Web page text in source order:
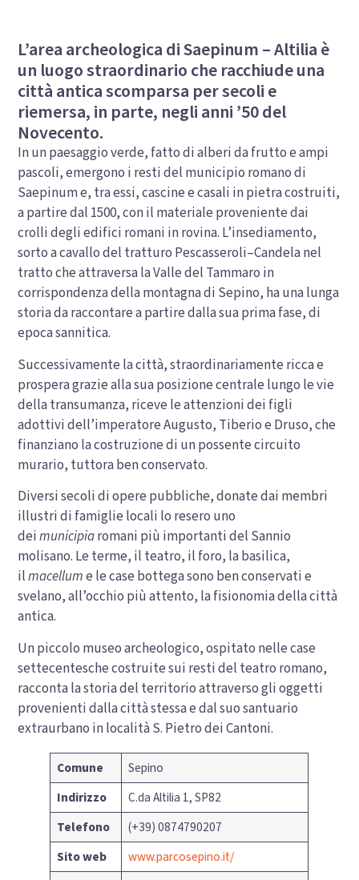
L’area archeologica di Saepinum – Altilia è
un luogo straordinario che racchiude una
città antica scomparsa per secoli e
riemersa, in parte, negli anni ’50 del
Novecento.
In un paesaggio verde, fatto di alberi da frutto e ampi
pascoli, emergono i resti del municipio romano di
Saepinum e, tra essi, cascine e casali in pietra costruiti,
a partire dal 1500, con il materiale proveniente dai
crolli degli edifici romani in rovina. L’insediamento,
sorto a cavallo del tratturo Pescasseroli–Candela nel
tratto che attraversa la Valle del Tammaro in
corrispondenza della montagna di Sepino, ha una lunga
storia da raccontare a partire dalla sua prima fase, di
epoca sannitica.
Successivamente la città, straordinariamente ricca e
prospera grazie alla sua posizione centrale lungo le vie
della transumanza, riceve le attenzioni dei figli
adottivi dell’imperatore Augusto, Tiberio e Druso, che
finanziano la costruzione di un possente circuito
murario, tuttora ben conservato.
Diversi secoli di opere pubbliche, donate dai membri
illustri di famiglie locali lo resero uno
deimunicipiaromani più importanti del Sannio
molisano. Le terme, il teatro, il foro, la basilica,
ilmacellume le case bottega sono ben conservati e
svelano, all’occhio più attento, la fisionomia della città
antica.
Un piccolo museo archeologico, ospitato nelle case
settecentesche costruite sui resti del teatro romano,
racconta la storia del territorio attraverso gli oggetti
provenienti dalla città stessa e dal suo santuario
extraurbano in località S. Pietro dei Cantoni.
Comune
Sepino
Indirizzo
C.da Altilia 1, SP82
Telefono
(+39) 0874790207
Sito web
www.parcosepino.it/